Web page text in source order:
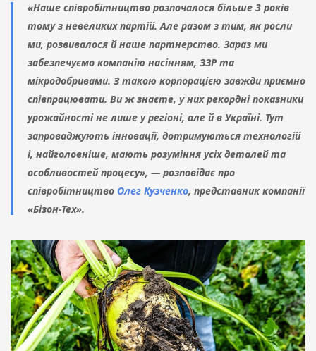
«Наше співробітництво розпочалося більше 3 років
тому з невеликих партій. Але разом з тим, як росли
ми, розвивалося й наше партнерство. Зараз ми
забезпечуємо компанію насінням, ЗЗР та
мікродобривами. З такою корпорацією завжди приємно
співпрацювати. Ви ж знаєте, у них рекордні показники
урожайності не лише у регіоні, але й в Україні. Тут
запроваджують інновації, дотримуються технологій
і, найголовніше, мають розуміння усіх деталей та
особливостей процесу», — розповідає про
співробітництво Олег Кузченко, представник компанії
«Бізон-Тех».